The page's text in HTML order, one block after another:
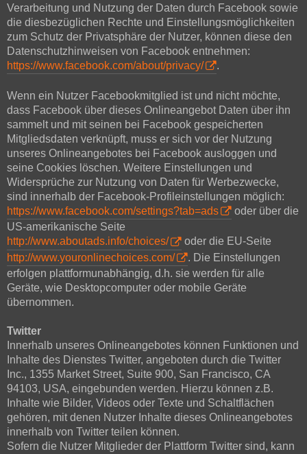
Verarbeitung und Nutzung der Daten durch Facebook sowie
die diesbezüglichen Rechte und Einstellungsmöglichkeiten
zum Schutz der Privatsphäre der Nutzer, können diese den
Datenschutzhinweisen von Facebook entnehmen:
https://www.facebook.com/about/privacy/
.
Wenn ein Nutzer Facebookmitglied ist und nicht möchte,
dass Facebook über dieses Onlineangebot Daten über ihn
sammelt und mit seinen bei Facebook gespeicherten
Mitgliedsdaten verknüpft, muss er sich vor der Nutzung
unseres Onlineangebotes bei Facebook ausloggen und
seine Cookies löschen. Weitere Einstellungen und
Widersprüche zur Nutzung von Daten für Werbezwecke,
sind innerhalb der Facebook-Profileinstellungen möglich:
https://www.facebook.com/settings?tab=ads
oder über die
US-amerikanische Seite
http://www.aboutads.info/choices/
oder die EU-Seite
http://www.youronlinechoices.com/
. Die Einstellungen
erfolgen plattformunabhängig, d.h. sie werden für alle
Geräte, wie Desktopcomputer oder mobile Geräte
übernommen.
Twitter
Innerhalb unseres Onlineangebotes können Funktionen und
Inhalte des Dienstes Twitter, angeboten durch die Twitter
Inc., 1355 Market Street, Suite 900, San Francisco, CA
94103, USA, eingebunden werden. Hierzu können z.B.
Inhalte wie Bilder, Videos oder Texte und Schaltflächen
gehören, mit denen Nutzer Inhalte dieses Onlineangebotes
innerhalb von Twitter teilen können.
Sofern die Nutzer Mitglieder der Plattform Twitter sind, kann